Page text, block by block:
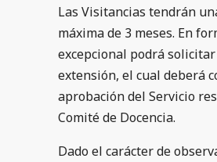
Las Visitancias tendrán
máxima de 3 meses. En
excepcional podrá
extensión, el cual deberá
aprobación del Servicio
Comité de Docencia.
Dado el carácter de